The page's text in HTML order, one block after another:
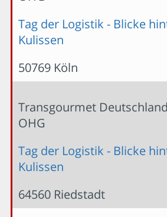
Tag der Logistik - Blicke
Kulissen
50769 Köln
Transgourmet
OHG
Tag der Logistik - Blicke
Kulissen
64560 Riedstadt